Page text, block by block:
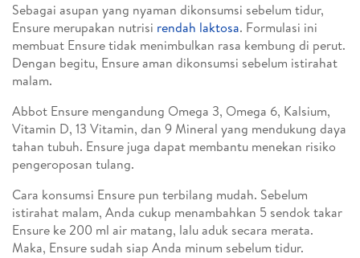
Sebagai asupan yang nyaman dikonsumsi sebelum tidur,
Ensure merupakan nutrisi rendah laktosa. Formulasi ini
membuat Ensure tidak menimbulkan rasa kembung di perut.
Dengan begitu, Ensure aman dikonsumsi sebelum istirahat
malam.
Abbot Ensure mengandung Omega 3, Omega 6, Kalsium,
Vitamin D, 13 Vitamin, dan 9 Mineral yang mendukung daya
tahan tubuh. Ensure juga dapat membantu menekan risiko
pengeroposan tulang.
Cara konsumsi Ensure pun terbilang mudah. Sebelum
istirahat malam, Anda cukup menambahkan 5 sendok takar
Ensure ke 200 ml air matang, lalu aduk secara merata.
Maka, Ensure sudah siap Anda minum sebelum tidur.